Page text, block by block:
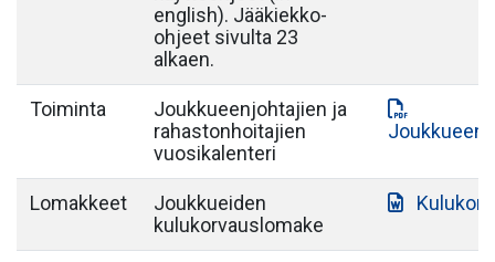
english). Jääkiekko-
ohjeet sivulta 23
alkaen.
Toiminta
Joukkueenjohtajien ja
rahastonhoitajien
vuosikalenteri
Lomakkeet
Joukkueiden
kulukorvauslomake